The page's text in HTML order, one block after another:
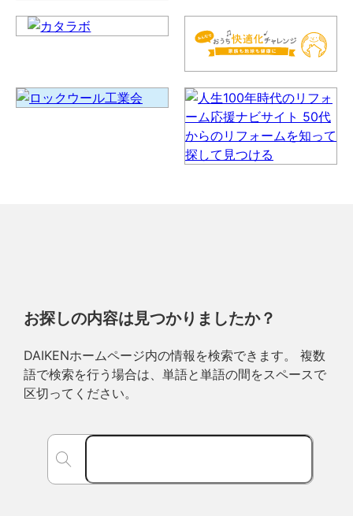
お探しの内容は見つかりましたか？
DAIKENホームページ内の情報を検索できます。 複数
語で検索を行う場合は、単語と単語の間をスペースで
区切ってください。